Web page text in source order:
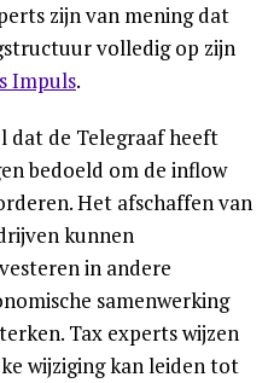
zijn van mening dat
volledig op zijn
Impuls.
dat de Telegraaf heeft
bedoeld om de inflow
Het afschaffen van
kunnen
in andere
samenwerking
Tax experts wijzen
wijziging kan leiden tot